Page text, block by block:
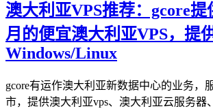
澳大利亚VPS推荐：gcore提
月的便宜澳大利亚VPS，提
Windows/Linux
gcore有运作澳大利亚新数据中心的业务，
市，提供澳大利亚vps、澳大利亚云服务器